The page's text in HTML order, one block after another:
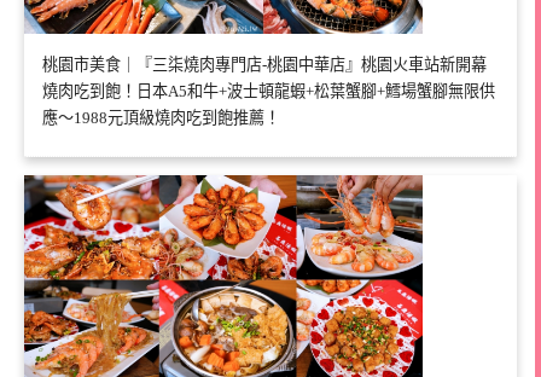
桃園市美食｜『三柒燒肉專門店-桃園中華店』桃園火車站新開幕
燒肉吃到飽！日本A5和牛+波士頓龍蝦+松葉蟹腳+鱈場蟹腳無限供
應～1988元頂級燒肉吃到飽推薦！